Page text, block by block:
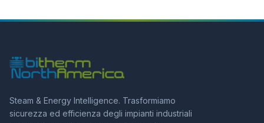
Steam & Energy Intelligence. Trasformiamo
sicurezza ed efficienza degli impianti industriali